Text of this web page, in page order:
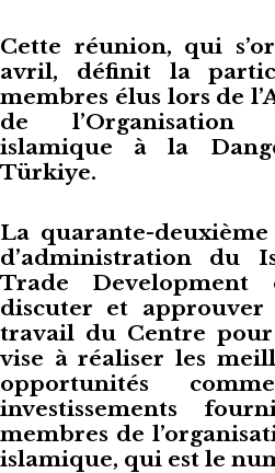
Cette réunion, qui
avril, définit la
membres élus lors de
de l’Organisation
islamique à la
Türkiye.
La quarante-
d’administration du
Trade
discuter et
travail du Centre pour
vise à réaliser les
opportunités
investissements
membres de
islamique, qui est le